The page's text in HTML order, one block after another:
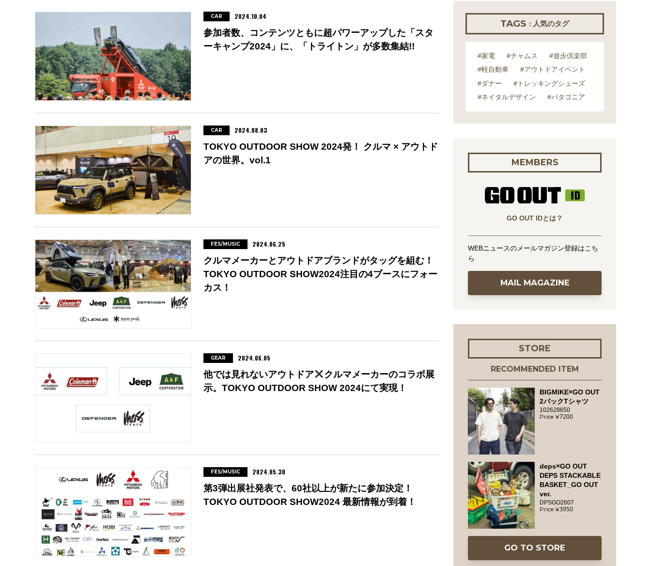
参加者数、コンテンツともに超パワーアップした「スタ
ーキャンプ2024」に、「トライトン」が多数集結!!
CAR 2024.10.04
TOKYO OUTDOOR SHOW 2024発！ クルマ × アウトド
アの世界。vol.1
CAR 2024.08.03
クルマメーカーとアウトドアブランドがタッグを組む！
TOKYO OUTDOOR SHOW2024注目の4ブースにフォー
カス！
FES/MUSIC 2024.06.25
他では見れないアウトドア
クルマメーカーのコラボ展
示。TOKYO OUTDOOR SHOW 2024にて実現！
GEAR 2024.06.05
第3弾出展社発表で、60社以上が新たに参加決定！
TOKYO OUTDOOR SHOW2024 最新情報が到着！
FES/MUSIC 2024.05.30
TAGS : 人気のタグ
#家電 #チャムス
#遊歩倶楽部
#軽自動車
#アウトドアイベント
#ダナー
#トレッキングシューズ
#ネイタルデザイン
#パタゴニア
MEMBERS
GO OUT IDとは？
WEBニュースのメールマガジン登録はこち
ら
MAIL MAGAZINE
STORE
RECOMMENDED ITEM
BIGMIKE×GO OUT
2パックTシャツ
102628650
7200
deps×GO OUT
DEPS STACKABLE
BASKET_GO OUT
ver.
DPSGO2607
3950
GO TO STORE